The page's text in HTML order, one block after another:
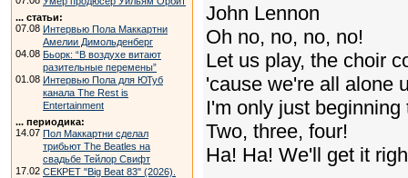
... статьи:
07.08 Интервью Пола Маккартни
Амелии Димольденберг
04.08 Бьорк: “В воздухе витают
разительные перемены”
01.08 Интервью Пола для ЮТуб
канала The Rest is
Entertainment
... периодика:
14.07 Пол Маккартни сделал
трибьют The Beatles на
свадьбе Тейлор Свифт
17.02 СЕКРЕТ "Big Beat 83" (2026).
John Lennon
Oh no, no, no, no!
Let us play, the choir
'cause we're all alone
I'm only just
Two, three, four!
Ha! Ha! We'll get it